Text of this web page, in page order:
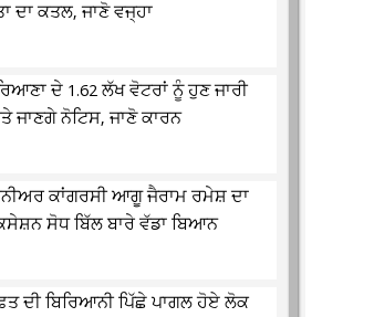
ਦਾ ਕਤਲ, ਜਾਣੋ ਵਜ੍ਹਾ
ਦੇ 1.62 ਲੱਖ ਵੋਟਰਾਂ ਨੂੰ ਹੁਣ ਜਾਰੀ
ਜਾਣਗੇ ਨੋਟਿਸ, ਜਾਣੋ ਕਾਰਨ
ਕਾਂਗਰਸੀ ਆਗੂ ਜੈਰਾਮ ਰਮੇਸ਼ ਦਾ
ਸੋਧ ਬਿੱਲ ਬਾਰੇ ਵੱਡਾ ਬਿਆਨ
ਦੀ ਬਿਰਿਆਨੀ ਪਿੱਛੇ ਪਾਗਲ ਹੋਏ ਲੋਕ